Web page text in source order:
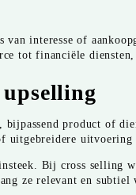
van interesse of
tot financiële
upselling
bijpassend product of
uitgebreidere
Bij cross selling
ze relevant en subtiel